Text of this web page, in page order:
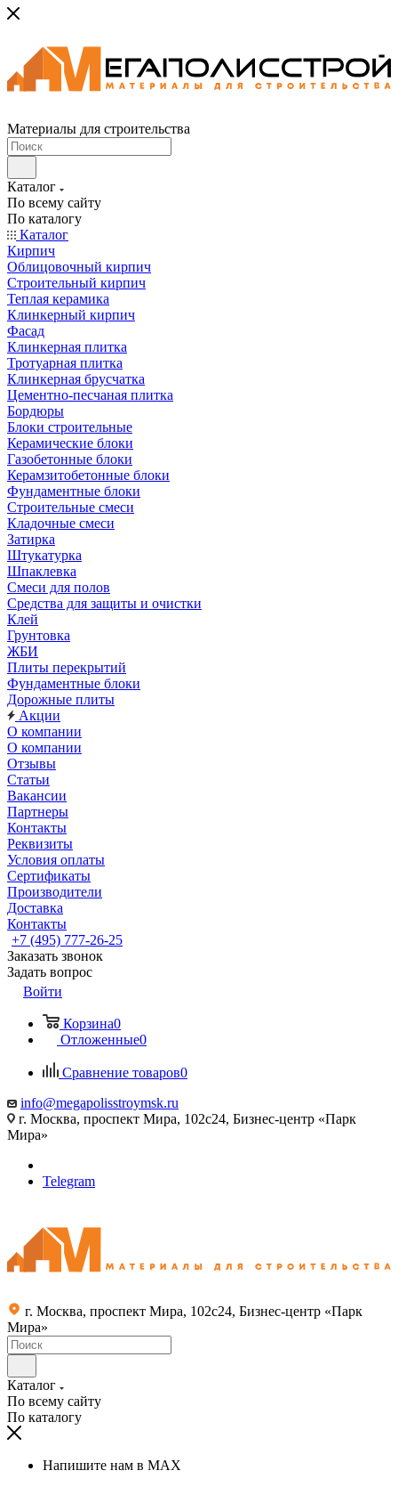
Материалы для строительства
Каталог
По всему сайту
По каталогу
Каталог
Кирпич
Облицовочный кирпич
Строительный кирпич
Теплая керамика
Клинкерный кирпич
Фасад
Клинкерная плитка
Тротуарная плитка
Клинкерная брусчатка
Цементно-песчаная плитка
Бордюры
Блоки строительные
Керамические блоки
Газобетонные блоки
Керамзитобетонные блоки
Фундаментные блоки
Строительные смеси
Кладочные смеси
Затирка
Штукатурка
Шпаклевка
Смеси для полов
Средства для защиты и очистки
Клей
Грунтовка
ЖБИ
Плиты перекрытий
Фундаментные блоки
Дорожные плиты
Акции
О компании
О компании
Отзывы
Статьи
Вакансии
Партнеры
Контакты
Реквизиты
Условия оплаты
Сертификаты
Производители
Доставка
Контакты
+7 (495) 777-26-25
Заказать звонок
Задать вопрос
Войти
Корзина0
Отложенные0
Сравнение товаров0
info@megapolisstroymsk.ru
г. Москва, проспект Мира, 102с24, Бизнес-центр «Парк
Мира»
Telegram
г. Москва, проспект Мира, 102с24, Бизнес-центр «Парк
Мира»
Каталог
По всему сайту
По каталогу
Напишите нам в MAX